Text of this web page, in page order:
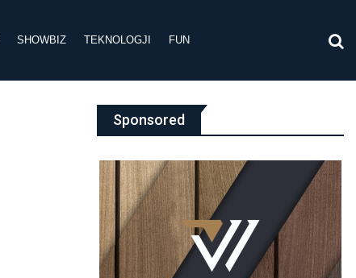
SHOWBIZ TEKNOLOGJI FUN
Sponsored